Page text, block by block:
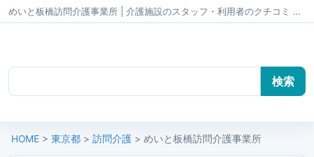
めいと板橋訪問介護事業所 | 介護施設のスタッフ・利用者のクチコミ かいごちゃんねる
HOME > 東京都 > 訪問介護 > めいと板橋訪問介護事業所